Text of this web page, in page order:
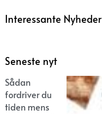
Interessante Nyheder
Seneste nyt
Sådan
fordriver du
tiden mens